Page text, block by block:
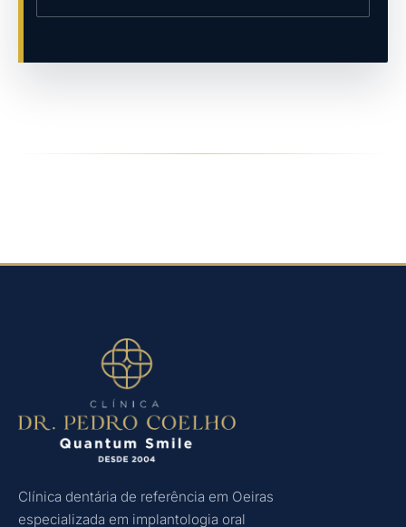
Clínica dentária de referência em Oeiras
especializada em implantologia oral